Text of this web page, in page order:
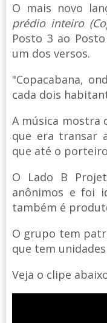
O mais novo
prédio inteiro
Posto 3 ao
um dos versos.
"Copacabana,
cada dois
A música mostra
que era transar
que até o
O Lado B
anônimos e foi
também é
O grupo tem
que tem
Veja o clipe